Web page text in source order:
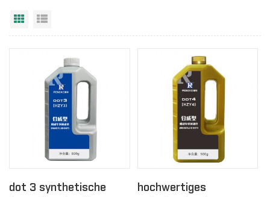
Rasteransicht
dot 3 synthetische
hochwertiges